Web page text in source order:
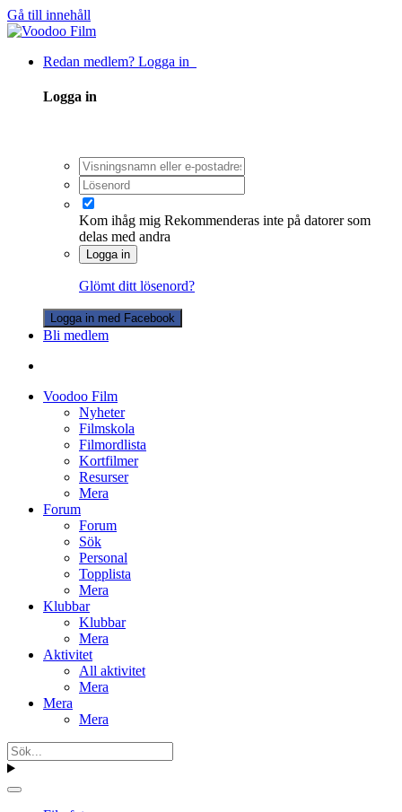
Gå till innehåll
Redan medlem? Logga in
Logga in
Kom ihåg mig Rekommenderas inte på datorer som
delas med andra
Logga in
Glömt ditt lösenord?
Logga in med Facebook
Bli medlem
Voodoo Film
Nyheter
Filmskola
Filmordlista
Kortfilmer
Resurser
Mera
Forum
Forum
Sök
Personal
Topplista
Mera
Klubbar
Klubbar
Mera
Aktivitet
All aktivitet
Mera
Mera
Mera